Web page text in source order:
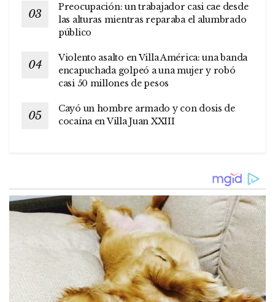
Preocupación: un trabajador casi cae desde
las alturas mientras reparaba el alumbrado
público
Violento asalto en Villa América: una banda
encapuchada golpeó a una mujer y robó
casi 50 millones de pesos
Cayó un hombre armado y con dosis de
cocaína en Villa Juan XXIII